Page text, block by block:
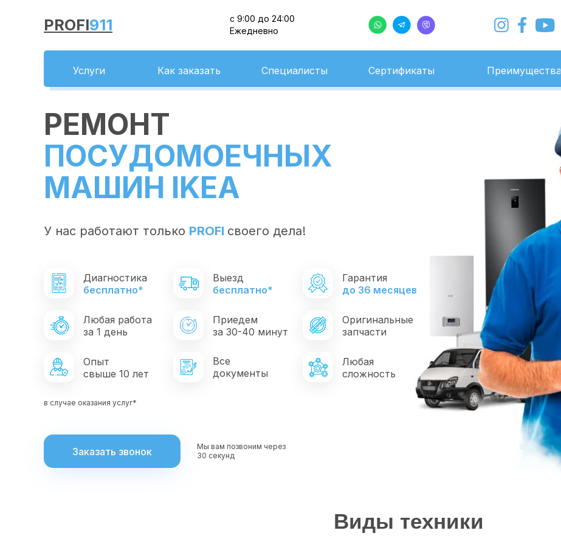
PROFI911
с 9:00 до 24:00
Ежедневно
Услуги Как заказать Специалисты Сертификаты Преимущества
РЕМОНТ
ПОСУДОМОЕЧНЫХ
МАШИН IKEA
У нас работают только PROFI своего дела!
Оригинальные
запчасти
Любая
сложность
Приедем
за 30-40 минут
Все
документы
Опыт
свыше 10 лет
Любая работа
за 1 день
Гарантия
до 36 месяцев
Выезд
бесплатно*
Диагностика
бесплатно*
Мы вам позвоним через
30 секунд
в случае оказания услуг*
с 9:00 до 24:00
Ежедневно
Заказать звонок
Виды техники